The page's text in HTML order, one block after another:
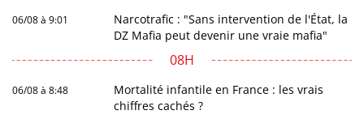
06/08 à 9:01
Narcotrafic : "Sans intervention de l'État, la
DZ Mafia peut devenir une vraie mafia"
08H
06/08 à 8:48
Mortalité infantile en France : les vrais
chiffres cachés ?